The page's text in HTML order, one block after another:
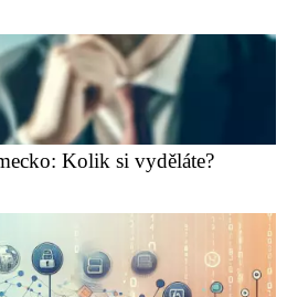
Kolik si vyděláte?